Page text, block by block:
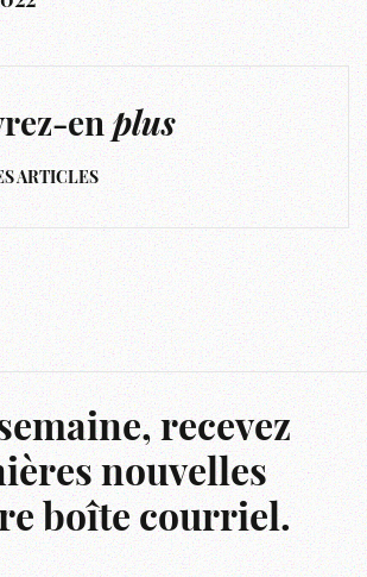
enplus
ARTICLES
recevez
nouvelles
boîte courriel.